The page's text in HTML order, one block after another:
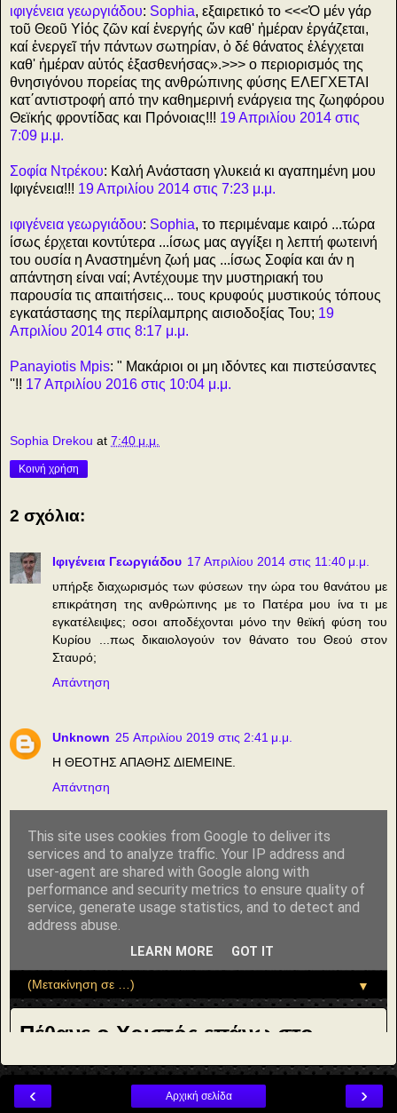
ιφιγένεια γεωργιάδου: Sophia, εξαιρετικό το <<<Ὁ μέν γάρ
τοῦ Θεοῦ Υἱός ζῶν καί ἐνεργής ὤν καθ' ἡμέραν ἐργάζεται,
καί ἐνεργεῖ τήν πάντων σωτηρίαν, ὁ δέ θάνατος ἐλέγχεται
καθ' ἡμέραν αὐτός ἐξασθενήσας».>>> ο περιορισμός της
θνησιγόνου πορείας της ανθρώπινης φύσης ΕΛΕΓΧΕΤΑΙ
κατ΄αντιστροφή από την καθημερινή ενάργεια της ζωηφόρου
Θεϊκής φροντίδας και Πρόνοιας!!! 19 Απριλίου 2014 στις
7:09 μ.μ.
Σοφία Ντρέκου: Καλή Ανάσταση γλυκειά κι αγαπημένη μου
Ιφιγένεια!!! 19 Απριλίου 2014 στις 7:23 μ.μ.
ιφιγένεια γεωργιάδου: Sophia, το περιμέναμε καιρό ...τώρα
ίσως έρχεται κοντύτερα ...ίσως μας αγγίξει η λεπτή φωτεινή
του ουσία η Αναστημένη ζωή μας ...ίσως Σοφία και άν η
απάντηση είναι ναί; Αντέχουμε την μυστηριακή του
παρουσία τις απαιτήσεις... τους κρυφούς μυστικούς τόπους
εγκατάστασης της περίλαμπρης αισιοδοξίας Του; 19
Απριλίου 2014 στις 8:17 μ.μ.
Panayiotis Mpis: " Μακάριοι οι μη ιδόντες και πιστεύσαντες
''!! 17 Απριλίου 2016 στις 10:04 μ.μ.
Sophia Drekou at 7:40 μ.μ.
Κοινή χρήση
2 σχόλια:
Ιφιγένεια Γεωργιάδου 17 Απριλίου 2014 στις 11:40 μ.μ.
υπήρξε διαχωρισμός των φύσεων την ώρα του θανάτου με
επικράτηση της ανθρώπινης με το Πατέρα μου ίνα τι με
εγκατέλειψες; οσοι αποδέχονται μόνο την θεϊκή φύση του
Κυρίου ...πως δικαιολογούν τον θάνατο του Θεού στον
Σταυρό;
Απάντηση
Unknown 25 Απριλίου 2019 στις 2:41 μ.μ.
Η ΘΕΟΤΗΣ ΑΠΑΘΗΣ ΔΙΕΜΕΙΝΕ.
Απάντηση
‹ ›
Αρχική σελίδα